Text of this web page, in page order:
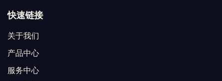
快速链接
关于我们
产品中心
服务中心